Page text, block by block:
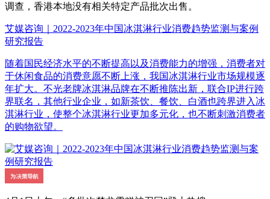
调查，香港本地没有相关特定产品批次出售。
艾媒咨询｜2022-2023年中国冰淇淋行业消费趋势监测与案例
研究报告
随着国民经济水平的不断提高以及消费能力的增强，消费者对
于休闲食品的消费意愿不断上涨，我国冰淇淋行业市场规模逐
年扩大。不光老牌冰淇淋品牌在不断推陈出新，联合IP进行跨
界联名，其他行业企业，如新茶饮、餐饮、白酒也跨界进入冰
淇淋行业，使整个冰淇淋行业更加多元化，也不断刺激消费者
的购物欲望。